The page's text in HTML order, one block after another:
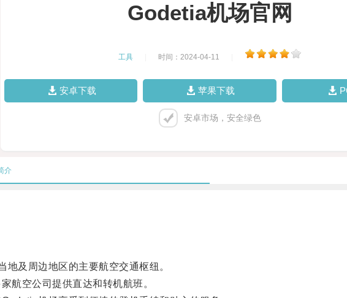
Godetia机场官网
工具 时间：2024-04-11
安卓下载 苹果下载
安卓市场，安全绿色
介
及周边地区的主要航空交通枢纽。
空公司提供直达和转机航班。